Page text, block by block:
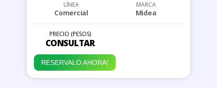
LÍNEA
Comercial
MARCA
Midea
PRECIO (PESOS)
CONSULTAR
RESERVALO AHORA!